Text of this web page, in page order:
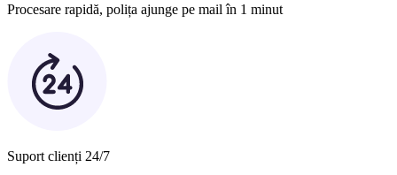
Procesare rapidă, polița ajunge pe mail în 1 minut
Suport clienți 24/7